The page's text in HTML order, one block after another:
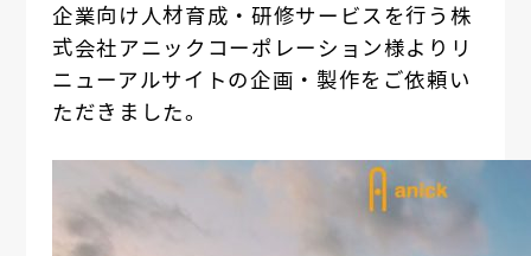
企業向け人材育成・研修サービスを行う株
式会社アニックコーポレーション様よりリ
ニューアルサイトの企画・製作をご依頼い
ただきました。